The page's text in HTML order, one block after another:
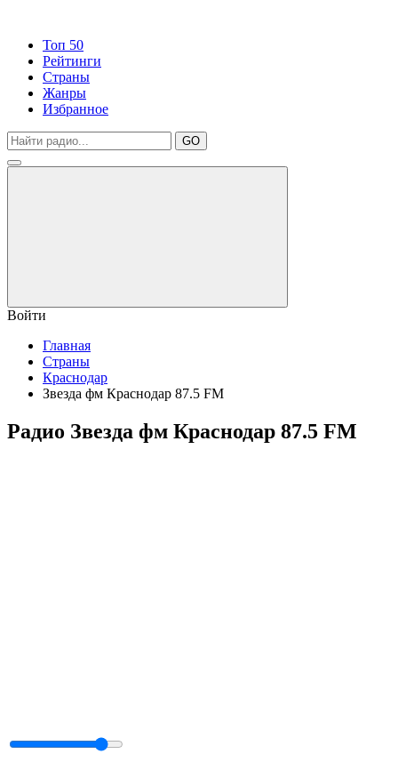
Топ 50
Рейтинги
Страны
Жанры
Избранное
GO
Войти
Главная
Страны
Краснодар
Звезда фм Краснодар 87.5 FM
Радио Звезда фм Краснодар 87.5 FM